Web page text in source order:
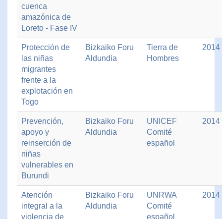
cuenca
amazónica de
Loreto - Fase IV
Protección de
las niñas
migrantes
frente a la
explotación en
Togo
Bizkaiko Foru
Aldundia
Tierra de
Hombres
2014
Prevención,
apoyo y
reinserción de
niñas
vulnerables en
Burundi
Bizkaiko Foru
Aldundia
UNICEF
Comité
español
2014
Atención
integral a la
violencia de
Bizkaiko Foru
Aldundia
UNRWA
Comité
español
2014